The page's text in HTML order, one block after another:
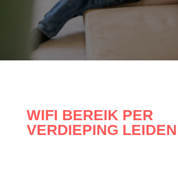
WIFI BEREIK PER
VERDIEPING LEIDEN